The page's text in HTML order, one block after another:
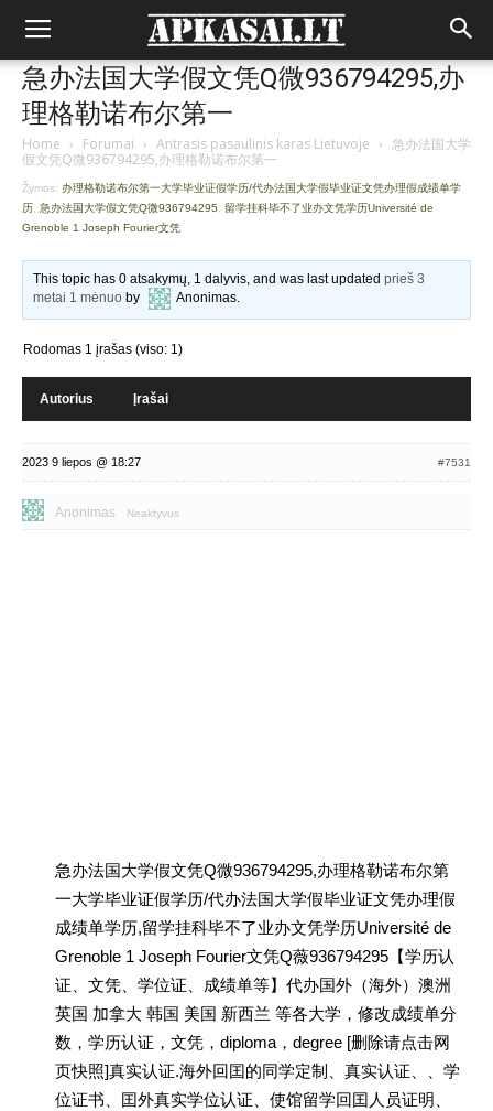
急办法国大学假文凭Q微936794295,办
理格勒诺布尔第一
Home › Forumai › Antrasis pasaulinis karas Lietuvoje › 急办法国大学
假文凭Q微936794295,办理格勒诺布尔第一
Žymos: 办理格勒诺布尔第一大学毕业证假学历/代办法国大学假毕业证文凭办理假成绩单学
历 急办法国大学假文凭Q微936794295
留学挂科毕不了业办文凭学历Université de
Grenoble 1 Joseph Fourier文凭
This topic has 0 atsakymų, 1 dalyvis, and was last updatedprieš 3
metai 1 mėnuo by Anonimas.
Rodomas 1 įrašas (viso: 1)
Autorius Įrašai
2023 9 liepos @ 18:27 #7531
Anonimas Neaktyvus
急办法国大学假文凭Q微936794295,办理格勒诺布尔第
一大学毕业证假学历/代办法国大学假毕业证文凭办理假
成绩单学历,留学挂科毕不了业办文凭学历Université de
Grenoble 1 Joseph Fourier文凭Q薇936794295【学历认
证、文凭、学位证、成绩单等】代办国外（海外）澳洲
英国 加拿大 韩国 美国 新西兰 等各大学，修改成绩单分
数，学历认证，文凭，diploma，degree [删除请点击网
页快照]真实认证.海外回囯的同学定制、真实认证、、学
位证书、囯外真实学位认证、使馆留学回囯人员证明、